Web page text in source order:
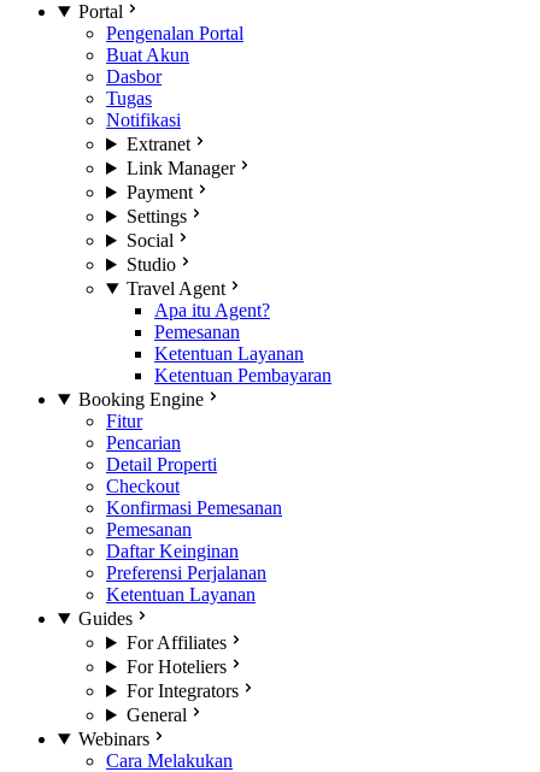
Portal
Pengenalan Portal
Buat Akun
Dasbor
Tugas
Notifikasi
Extranet
Link Manager
Payment
Settings
Social
Studio
Travel Agent
Apa itu Agent?
Pemesanan
Ketentuan Layanan
Ketentuan Pembayaran
Booking Engine
Fitur
Pencarian
Detail Properti
Checkout
Konfirmasi Pemesanan
Pemesanan
Daftar Keinginan
Preferensi Perjalanan
Ketentuan Layanan
Guides
For Affiliates
For Hoteliers
For Integrators
General
Webinars
Cara Melakukan